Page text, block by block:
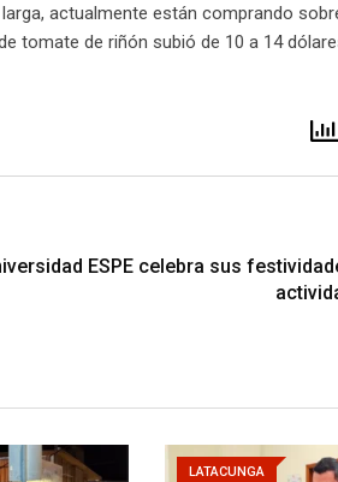
actualmente están comprando
tomate de riñón subió de 10 a 14
ESPE celebra sus
LATACUNGA